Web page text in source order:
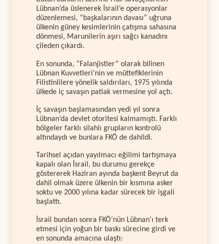
Lübnan’da üslenerek İsrail’e operasyonlar
düzenlemesi, “başkalarının davası” uğruna
ülkenin güney kesimlerinin çatışma sahasına
dönmesi, Marunilerin aşırı sağcı kanadını
çileden çıkardı.
En sonunda, “Falanjistler” olarak bilinen
Lübnan Kuvvetleri’nin ve müttefiklerinin
Filistinlilere yönelik saldırıları, 1975 yılında
ülkede iç savaşın patlak vermesine yol açtı.
İç savaşın başlamasından yedi yıl sonra
Lübnan’da devlet otoritesi kalmamıştı. Farklı
bölgeler farklı silahlı grupların kontrolü
altındaydı ve bunlara FKÖ de dahildi.
Tarihsel açıdan yayılmacı eğilimi tartışmaya
kapalı olan İsrail, bu durumu gerekçe
göstererek Haziran ayında başkent Beyrut da
dahil olmak üzere ülkenin bir kısmına asker
soktu ve 2000 yılına kadar sürecek bir işgali
başlattı.
İsrail bundan sonra FKÖ’nün Lübnan’ı terk
etmesi için yoğun bir baskı sürecine girdi ve
en sonunda amacına ulaştı: